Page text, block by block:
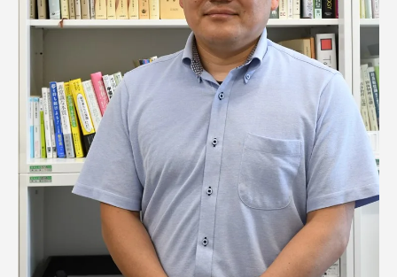
教育研究上の目的及び養成する人材像と３つの
ポリシー
資料請求 お問い合わせ
在学生・保護者向けポータル（TIPS） 本学教職員向け情報